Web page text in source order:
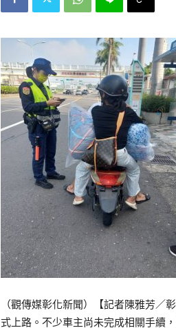
（觀傳媒彰化新聞）【記者陳雅芳／
式上路。不少車主尚未完成相關手續